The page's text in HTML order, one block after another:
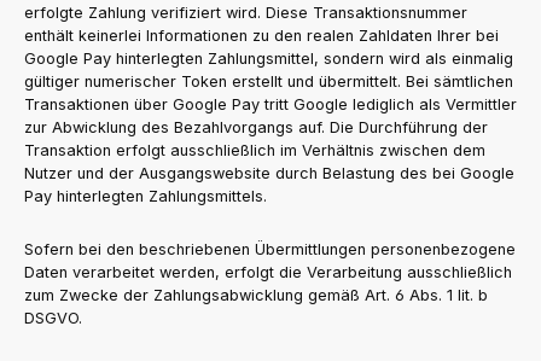
erfolgte Zahlung verifiziert wird. Diese Transaktionsnummer
enthält keinerlei Informationen zu den realen Zahldaten Ihrer bei
Google Pay hinterlegten Zahlungsmittel, sondern wird als einmalig
gültiger numerischer Token erstellt und übermittelt. Bei sämtlichen
Transaktionen über Google Pay tritt Google lediglich als Vermittler
zur Abwicklung des Bezahlvorgangs auf. Die Durchführung der
Transaktion erfolgt ausschließlich im Verhältnis zwischen dem
Nutzer und der Ausgangswebsite durch Belastung des bei Google
Pay hinterlegten Zahlungsmittels.
Sofern bei den beschriebenen Übermittlungen personenbezogene
Daten verarbeitet werden, erfolgt die Verarbeitung ausschließlich
zum Zwecke der Zahlungsabwicklung gemäß Art. 6 Abs. 1 lit. b
DSGVO.